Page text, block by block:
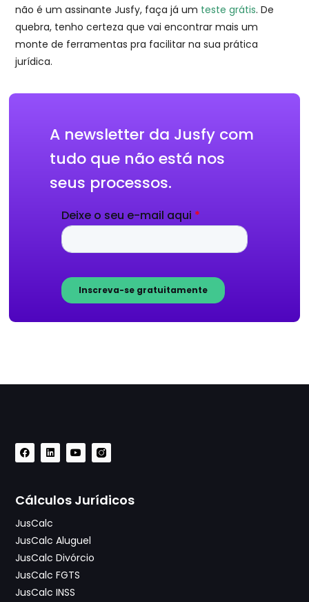
não é um assinante Jusfy, faça já um teste grátis. De
quebra, tenho certeza que vai encontrar mais um
monte de ferramentas pra facilitar na sua prática
jurídica.
A newsletter da Jusfy com
tudo que não está nos
seus processos.
Cálculos Jurídicos
JusCalc
JusCalc Aluguel
JusCalc Divórcio
JusCalc FGTS
JusCalc INSS